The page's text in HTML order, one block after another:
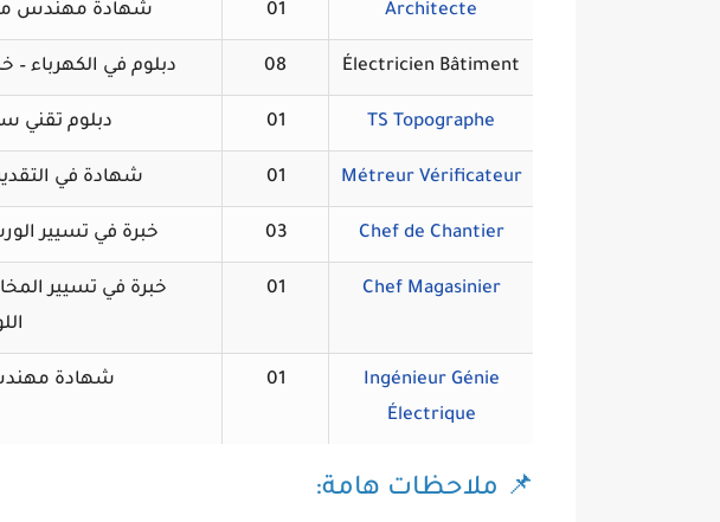
Architecte
01 شهادة مهندس
Électricien Bâtiment
08 دبلوم في الكهرباء –
TS Topographe
01 دبلوم تقني
Métreur Vérificateur
01 شهادة في
Chef de Chantier
03 خبرة في تسيير
Chef Magasinier
01
خبرة في تسيير
Ingénieur Génie
Électrique
01 شهادة
📌 ملاحظات هامة: